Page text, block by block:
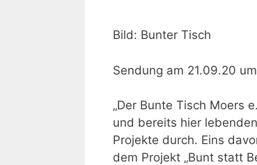
Bild: Bunter Tisch
Sendung am 21.09.20
„Der Bunte Tisch Moers
und bereits hier
Projekte durch. Eins
dem Projekt „Bunt statt